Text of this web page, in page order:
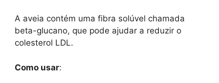
A aveia contém uma fibra solúvel chamada
beta-glucano, que pode ajudar a reduzir o
colesterol LDL.
Como usar: